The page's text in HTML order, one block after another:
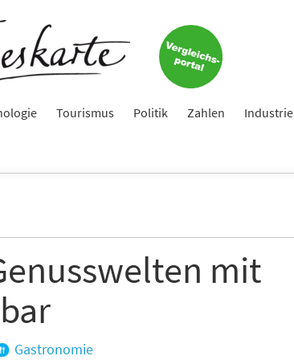
Tourismus Politik Zahlen Industrie
mit
Gastronomie